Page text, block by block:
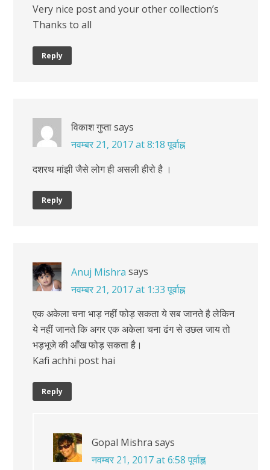
Very nice post and your other collection’s
Thanks to all
Reply
विकाश गुप्ताsays
नवम्बर 21, 2017 at 8:18 पूर्वाह्न
दशरथ मांझी जैसे लोग ही असली हीरो है ।
Reply
Anuj Mishra says
नवम्बर 21, 2017 at 1:33 पूर्वाह्न
एक अकेला चना भाड़ नहीं फोड़ सकता ये सब जानते है लेकिन
ये नहीं जानते कि अगर एक अकेला चना ढंग से उछल जाय तो
भड़भूजे की आँख फोड़ सकता है।
Kafi achhi post hai
Reply
Gopal Mishra says
नवम्बर 21, 2017 at 6:58 पूर्वाह्न